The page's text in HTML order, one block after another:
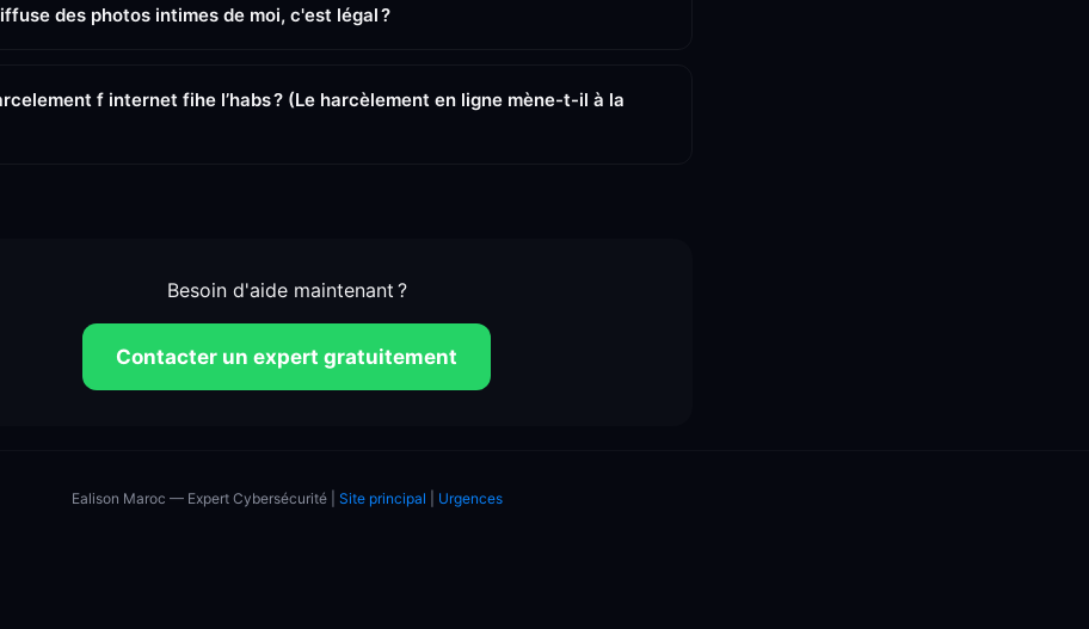
des photos intimes de moi, c'est légal ?
f internet fihe l’habs ? (Le harcèlement en ligne mène-t-il à la
Besoin d'aide maintenant ?
Contacter un expert gratuitement
Ealison Maroc — Expert Cybersécurité | Site principal Urgences